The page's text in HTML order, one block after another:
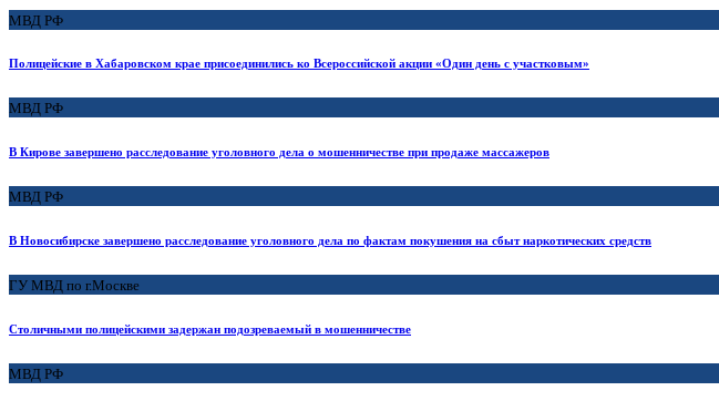
МВД РФ
Полицейские в Хабаровском крае присоединились ко Всероссийской акции «Один день с участковым»
МВД РФ
В Кирове завершено расследование уголовного дела о мошенничестве при продаже массажеров
МВД РФ
В Новосибирске завершено расследование уголовного дела по фактам покушения на сбыт наркотических средств
ГУ МВД по г.Москве
Столичными полицейскими задержан подозреваемый в мошенничестве
МВД РФ